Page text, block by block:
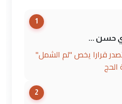
1
حسن ...
قرارا يخص "لم الشمل"
2